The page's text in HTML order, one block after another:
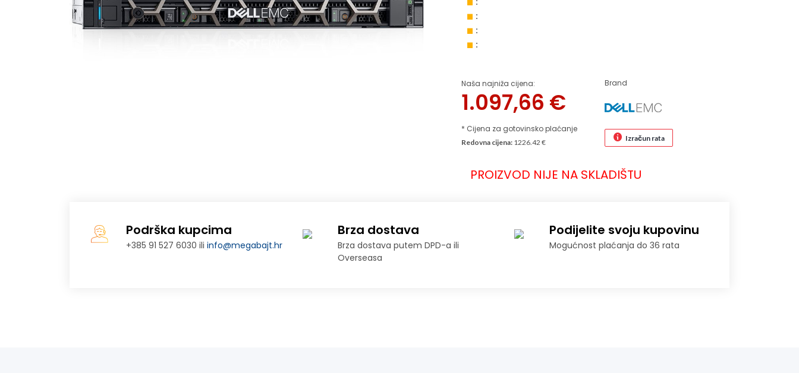
:
:
:
Naša najniža cijena:
1.097,66 €
* Cijena za gotovinsko plaćanje
Brand
Redovna cijena: 1226.42 € Izračun rata
PROIZVOD NIJE NA SKLADIŠTU
Podrška kupcima
+385 91 527 6030 iliinfo@megabajt.hr
Brza dostava
Brza dostava putem DPD-a ili
Overseasa
Podijelite svoju kupovinu
Mogućnost plaćanja do 36 rata